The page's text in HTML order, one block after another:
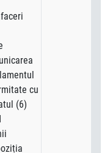
cu
(6)